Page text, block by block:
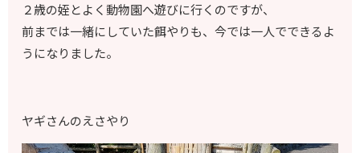
２歳の姪とよく動物園へ遊びに行くのですが、
前までは一緒にしていた餌やりも、今では一人でできるよ
うになりました。
ヤギさんのえさやり